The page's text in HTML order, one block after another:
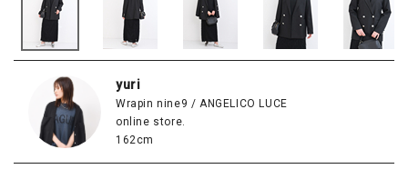
yuri
Wrapin nine9 / ANGELICO LUCE
online store.
162cm